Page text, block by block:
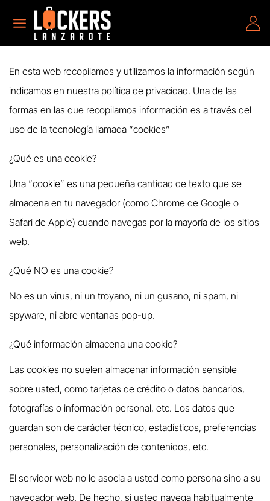
En esta web recopilamos y utilizamos la información según
indicamos en nuestra política de privacidad. Una de las
formas en las que recopilamos información es a través del
uso de la tecnología llamada “cookies”
¿Qué es una cookie?
Una “cookie” es una pequeña cantidad de texto que se
almacena en tu navegador (como Chrome de Google o
Safari de Apple) cuando navegas por la mayoría de los sitios
web.
¿Qué NO es una cookie?
No es un virus, ni un troyano, ni un gusano, ni spam, ni
spyware, ni abre ventanas pop-up.
¿Qué información almacena una cookie?
Las cookies no suelen almacenar información sensible
sobre usted, como tarjetas de crédito o datos bancarios,
fotografías o información personal, etc. Los datos que
guardan son de carácter técnico, estadísticos, preferencias
personales, personalización de contenidos, etc.
El servidor web no le asocia a usted como persona sino a su
navegador web. De hecho, si usted navega habitualmente